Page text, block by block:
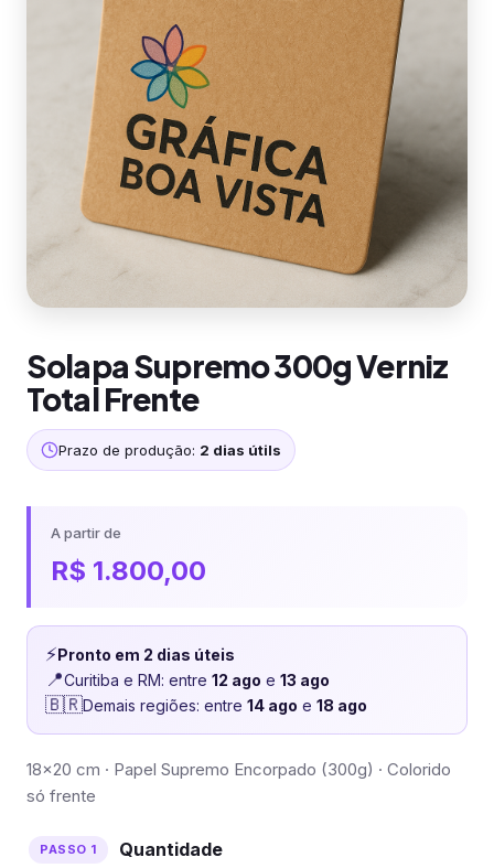
Solapa Supremo 300g Verniz
Total Frente
Prazo de produção: 2 dias útils
A partir de
R$ 1.800,00
⚡Pronto em 2 dias úteis
📍Curitiba e RM: entre 12 ago e 13 ago
🇧🇷Demais regiões: entre 14 ago e 18 ago
18×20 cm · Papel Supremo Encorpado (300g) · Colorido
só frente
Quantidade